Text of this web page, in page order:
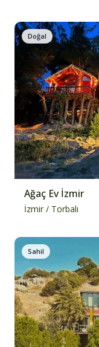
Doğal
Ağaç Ev İzmir
İzmir / Torbalı
Sahil